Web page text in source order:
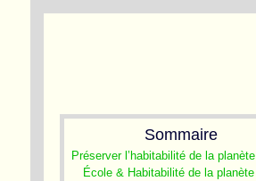
Sommaire
Préserver l’habitabilité de la planète
École & Habitabilité de la planète